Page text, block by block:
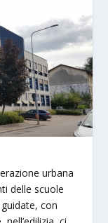
urbana
delle scuole
con